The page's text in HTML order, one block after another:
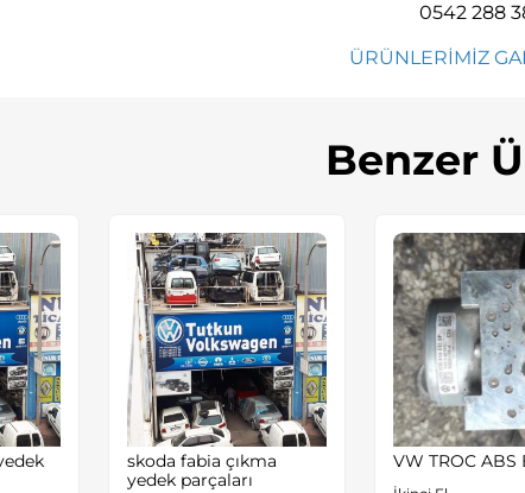
0542 288
ÜRÜNLERİMİZ
Benzer
skoda fabia çıkma
yedek parçaları
VW TROC ABS